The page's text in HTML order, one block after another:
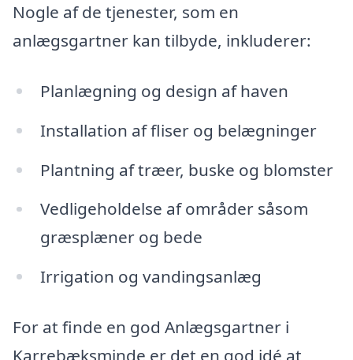
Nogle af de tjenester, som en
anlægsgartner kan tilbyde, inkluderer:
Planlægning og design af haven
Installation af fliser og belægninger
Plantning af træer, buske og blomster
Vedligeholdelse af områder såsom
græsplæner og bede
Irrigation og vandingsanlæg
For at finde en god Anlægsgartner i
Karrebæksminde er det en god idé at